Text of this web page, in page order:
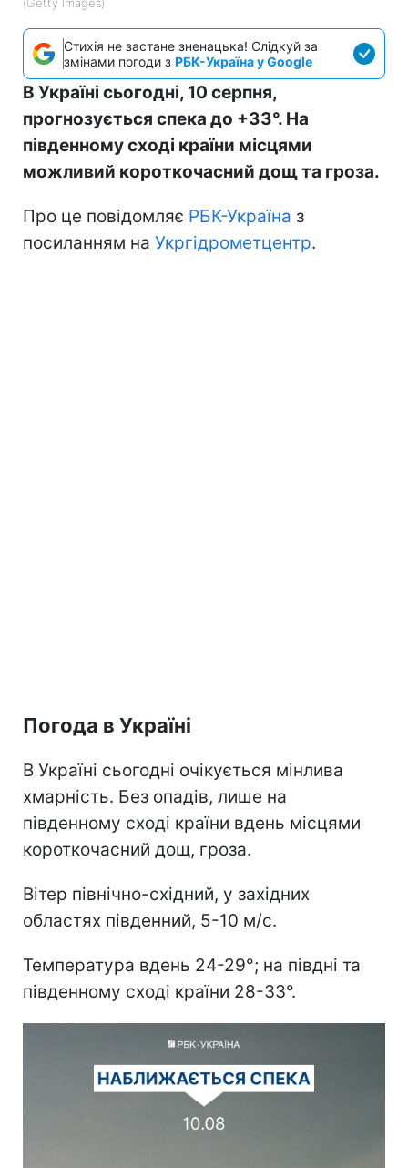
(Getty Images)
Стихія не застане зненацька! Слідкуй за
змінами погоди з РБК-Україна у Google
В Україні сьогодні, 10 серпня,
прогнозується спека до +33°. На
південному сході країни місцями
можливий короткочасний дощ та гроза.
Про це повідомляє РБК-Україна з
посиланням на Укргідрометцентр.
Погода в Україні
В Україні сьогодні очікується мінлива
хмарність. Без опадів, лише на
південному сході країни вдень місцями
короткочасний дощ, гроза.
Вітер північно-східний, у західних
областях південний, 5-10 м/с.
Температура вдень 24-29°; на півдні та
південному сході країни 28-33°.